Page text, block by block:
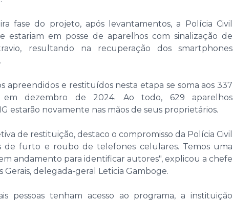
fase do projeto, após levantamentos, a Polícia Civil
estariam em posse de aparelhos com sinalização de
resultando na recuperação dos smartphones
apreendidos e restituídos nesta etapa se soma aos 337
em dezembro de 2024. Ao todo, 629 aparelhos
estarão novamente nas mãos de seus proprietários.
de restituição, destaco o compromisso da Polícia Civil
de furto e roubo de telefones celulares. Temos uma
andamento para identificar autores", explicou a chefe
Gerais, delegada-geral Leticia Gamboge.
pessoas tenham acesso ao programa, a instituição